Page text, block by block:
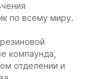
по всему миру.
компаунда,
отделении и